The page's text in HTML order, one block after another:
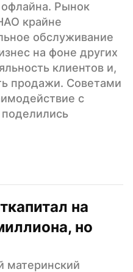
офлайна. Рынок
крайне
обслуживание
на фоне других
клиентов и,
продажи. Советами
с
на
но
материнский